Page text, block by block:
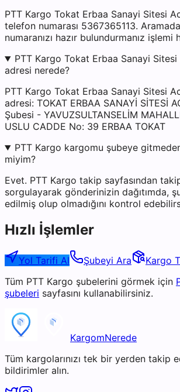
PTT Kargo Tokat Erbaa Sanayi Sitesi
telefon numarası 5367365113.
numaranızı hazır bulundurmanız işlemi
PTT Kargo Tokat Erbaa Sanayi
adresi nerede?
PTT Kargo Tokat Erbaa Sanayi Sitesi
adresi: TOKAT ERBAA SANAYİ SİTESİ
Şubesi - YAVUZSULTANSELİM
USLU CADDE No: 39 ERBAA TOKAT
PTT Kargo kargomu şubeye
miyim?
Evet. PTT Kargo takip sayfasından
sorgulayarak gönderinizin dağıtımda,
edilmiş olup olmadığını kontrol
Hızlı İşlemler
Yol Tarifi Al Şubeyi Ara
Kargo
Tüm PTT Kargo şubelerini görmek için
şubeleri sayfasını kullanabilirsiniz.
KargomNerede
Tüm kargolarınızı tek bir yerden takip
bildirimler alın.